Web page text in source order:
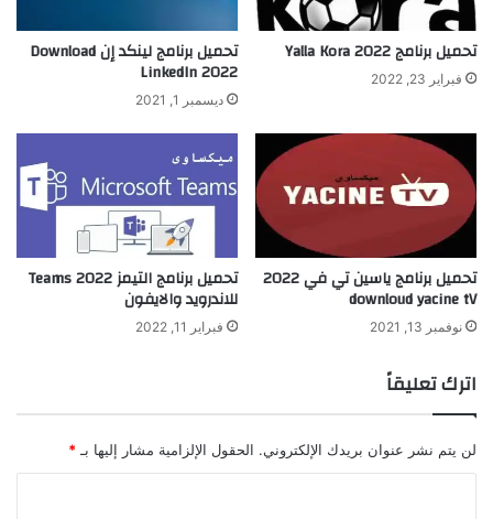
تحميل برنامج Yalla Kora 2022
فبراير 23, 2022
تحميل برنامج لينكد إن Download
LinkedIn 2022
ديسمبر 1, 2021
تحميل برنامج ياسين تي في 2022
downloud yacine tV
نوفمبر 13, 2021
تحميل برنامج التيمز Teams 2022
للاندرويد والايفون
فبراير 11, 2022
اترك تعليقاً
لن يتم نشر عنوان بريدك الإلكتروني. الحقول الإلزامية مشار إليها بـ *